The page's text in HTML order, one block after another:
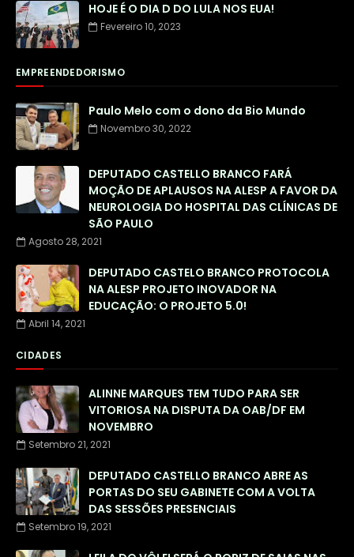
HOJE É O DIA D DO LULA NOS EUA!
Fevereiro 10, 2023
EMPREENDEDORISMO
Paulo Melo com o dono da Bio Mundo
Novembro 30, 2022
DEPUTADO CASTELLO BRANCO FARÁ
MOÇÃO DE APLAUSOS NA ALESP A FAVOR DA
NEUROLOGIA DO HOSPITAL DAS CLÍNICAS DE
SÃO PAULO
Agosto 28, 2021
DEPUTADO CASTELO BRANCO PROTOCOLA
NA ALESP PROJETO INOVADOR NA
EDUCAÇÃO: O PROJETO 5.0!
Abril 14, 2021
CIDADES
ALINNE MARQUES TEM TUDO PARA SER
VITORIOSA NA DISPUTA DA OAB/DF EM
NOVEMBRO
Setembro 21, 2021
DEPUTADO CASTELLO BRANCO ABRE AS
PORTAS DO SEU GABINETE COM A VOLTA
DAS SESSÕES PRESENCIAIS
Setembro 19, 2021